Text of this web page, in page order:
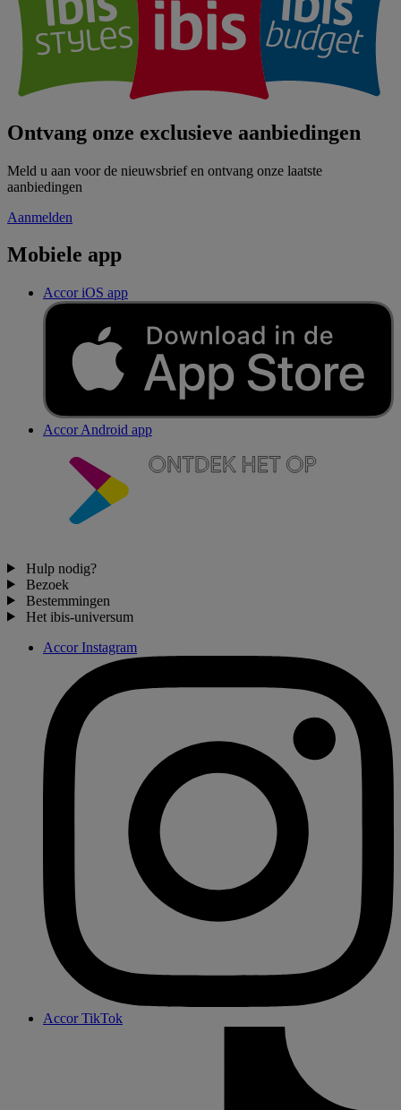
Ontvang onze exclusieve aanbiedingen
Meld u aan voor de nieuwsbrief en ontvang onze laatste
aanbiedingen
Aanmelden
Mobiele app
Accor iOS app
Accor Android app
Hulp nodig?
Bezoek
Bestemmingen
Het ibis-universum
Accor Instagram
Accor TikTok